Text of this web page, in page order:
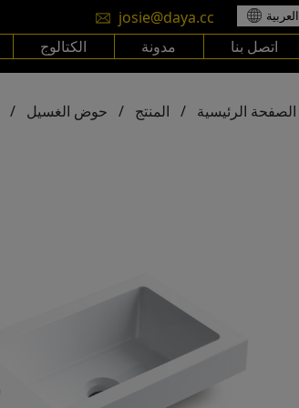
josie@daya.cc العربية
الكتالوج مدونة اتصل بنا
الصفحة الرئيسية / المنتج / حوض الغسيل /